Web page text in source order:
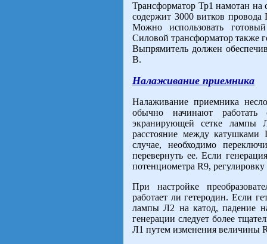
Трансформатор Тр1 намотан
содержит 3000 витков
Можно использовать
Силовой трансформатор
Выпрямитель должен
В.
Налаживание приемника
Налаживание приемника
обычно начинают
экранирующей сетке лампы
расстояние между
случае, необходимо
перевернуть ее. Если
потенциометра R9,
При настройке
работает ли гетеродин. Если
лампы Л2 на катод, падение
генерации следует более
Л1 путем изменения величины